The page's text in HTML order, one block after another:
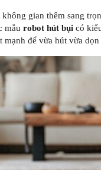
gian thêm sang
mẫu robot hút bụi có
để vừa hút vừa